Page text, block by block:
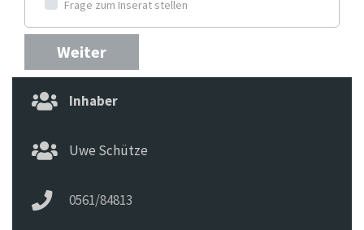
Frage zum Inserat stellen
Weiter
Inhaber
Uwe Schütze
0561/84813